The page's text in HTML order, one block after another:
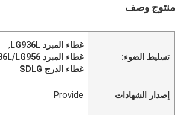
منتوج وصف
تسليط الضوء:
غطاء المبرد LG936L
,
غطاء المبرد LG936L/LG956
غطاء الدرج SDLG
إصدار الشهادات Provide